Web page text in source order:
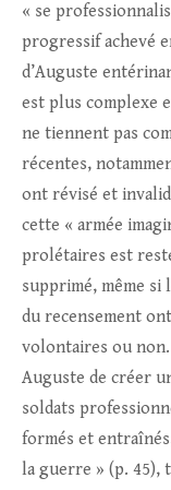
« se
progressif achevé
d’Auguste
est plus complexe
ne tiennent pas
récentes,
ont révisé et
cette « armée
prolétaires est
supprimé, même
du recensement
volontaires ou
Auguste de créer
soldats
formés et
la guerre » (p. 45),